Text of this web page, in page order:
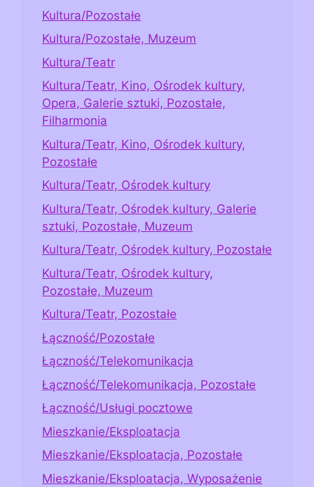
Kultura/Pozostałe
Kultura/Pozostałe, Muzeum
Kultura/Teatr
Kultura/Teatr, Kino, Ośrodek kultury,
Opera, Galerie sztuki, Pozostałe,
Filharmonia
Kultura/Teatr, Kino, Ośrodek kultury,
Pozostałe
Kultura/Teatr, Ośrodek kultury
Kultura/Teatr, Ośrodek kultury, Galerie
sztuki, Pozostałe, Muzeum
Kultura/Teatr, Ośrodek kultury, Pozostałe
Kultura/Teatr, Ośrodek kultury,
Pozostałe, Muzeum
Kultura/Teatr, Pozostałe
Łączność/Pozostałe
Łączność/Telekomunikacja
Łączność/Telekomunikacja, Pozostałe
Łączność/Usługi pocztowe
Mieszkanie/Eksploatacja
Mieszkanie/Eksploatacja, Pozostałe
Mieszkanie/Eksploatacja, Wyposażenie